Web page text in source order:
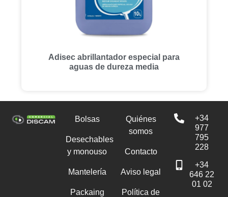
Adisec abrillantador especial para
aguas de dureza media
Bolsas
Desechables
y monouso
Mantelería
Packaing
Quiénes
somos
Contacto
Aviso legal
Política de
+34
977
795
228
+34
646 22
01 02